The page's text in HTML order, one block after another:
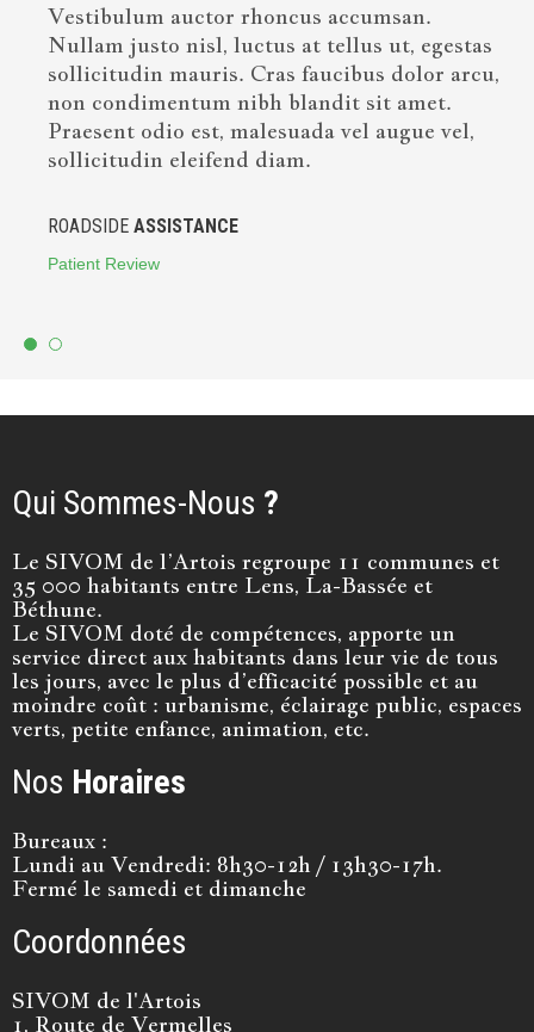
Vestibulum auctor rhoncus accumsan.
Nullam justo nisl, luctus at tellus ut, egestas
sollicitudin mauris. Cras faucibus dolor arcu,
non condimentum nibh blandit sit amet.
Praesent odio est, malesuada vel augue vel,
sollicitudin eleifend diam.
ROADSIDE ASSISTANCE
Patient Review
Qui Sommes-Nous ?
Le SIVOM de l’Artois regroupe 11 communes et
35 000 habitants entre Lens, La-Bassée et
Béthune.
Le SIVOM doté de compétences, apporte un
service direct aux habitants dans leur vie de tous
les jours, avec le plus d’efficacité possible et au
moindre coût : urbanisme, éclairage public, espaces
verts, petite enfance, animation, etc.
Nos Horaires
Bureaux :
Lundi au Vendredi: 8h30-12h / 13h30-17h.
Fermé le samedi et dimanche
Coordonnées
SIVOM de l'Artois
1, Route de Vermelles